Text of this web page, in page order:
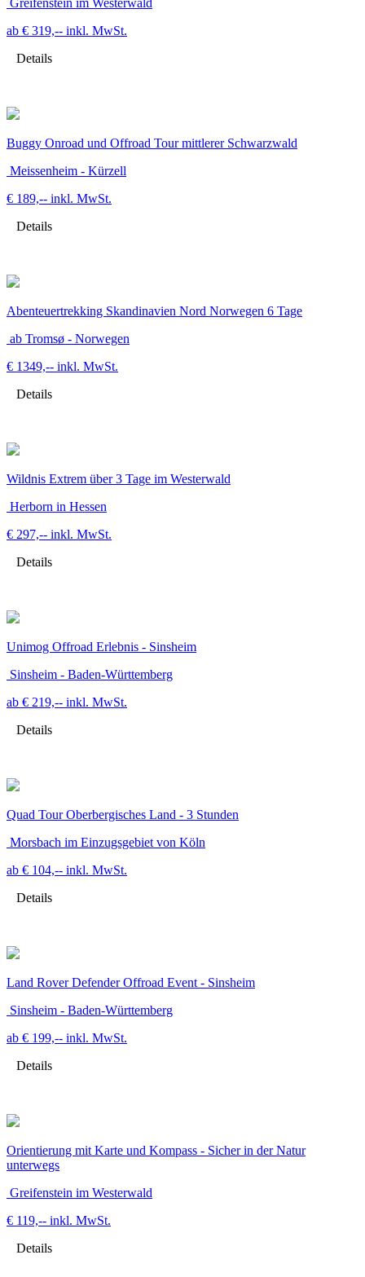
Greifenstein im Westerwald
ab € 319,-- inkl. MwSt.
Details
Buggy Onroad und Offroad Tour mittlerer Schwarzwald
Meissenheim - Kürzell
€ 189,-- inkl. MwSt.
Details
Abenteuertrekking Skandinavien Nord Norwegen 6 Tage
ab Tromsø - Norwegen
€ 1349,-- inkl. MwSt.
Details
Wildnis Extrem über 3 Tage im Westerwald
Herborn in Hessen
€ 297,-- inkl. MwSt.
Details
Unimog Offroad Erlebnis - Sinsheim
Sinsheim - Baden-Württemberg
ab € 219,-- inkl. MwSt.
Details
Quad Tour Oberbergisches Land - 3 Stunden
Morsbach im Einzugsgebiet von Köln
ab € 104,-- inkl. MwSt.
Details
Land Rover Defender Offroad Event - Sinsheim
Sinsheim - Baden-Württemberg
ab € 199,-- inkl. MwSt.
Details
Orientierung mit Karte und Kompass - Sicher in der Natur
unterwegs
Greifenstein im Westerwald
€ 119,-- inkl. MwSt.
Details